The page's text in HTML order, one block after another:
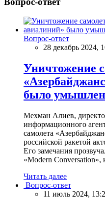
Вопрос-ответ
28 декабрь 2024,
Уничтожение
было
Мехман Алиев,
информационного
самолета
российской ракетой
Его замечания
«Modern Conversation»,
Читать далее
Вопрос-ответ
11 июль 2024,